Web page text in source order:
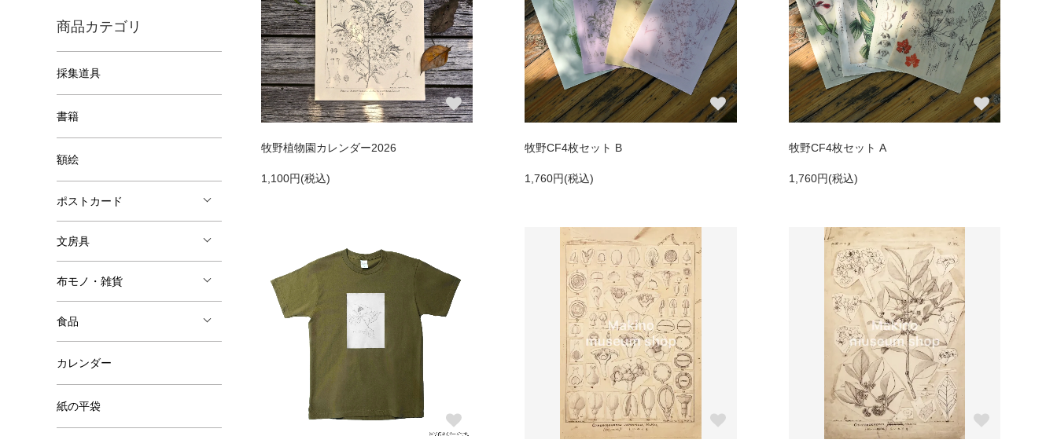
牧野植物園カレンダー2026
1,100円(税込)
牧野CF4枚セット B
1,760円(税込)
牧野CF4枚セット A
1,760円(税込)
商品カテゴリ
採集道具
書籍
額絵
ポストカード
文房具
布モノ・雑貨
食品
カレンダー
紙の平袋